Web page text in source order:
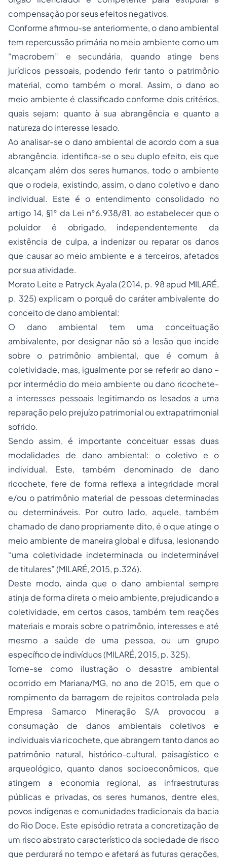
compensação por seus efeitos negativos.
Conforme afirmou-se anteriormente, o dano ambiental
tem repercussão primária no meio ambiente como um
“macrobem” e secundária, quando atinge bens
jurídicos pessoais, podendo ferir tanto o patrimônio
material, como também o moral. Assim, o dano ao
meio ambiente é classificado conforme dois critérios,
quais sejam: quanto à sua abrangência e quanto a
natureza do interesse lesado.
Ao analisar-se o dano ambiental de acordo com a sua
abrangência, identifica-se o seu duplo efeito, eis que
alcançam além dos seres humanos, todo o ambiente
que o rodeia, existindo, assim, o dano coletivo e dano
individual. Este é o entendimento consolidado no
artigo 14, §1° da Lei n°6.938/81, ao estabelecer que o
poluidor é obrigado, independentemente da
existência de culpa, a indenizar ou reparar os danos
que causar ao meio ambiente e a terceiros, afetados
por sua atividade.
Morato Leite e Patryck Ayala (2014, p. 98 apud MILARÉ,
p. 325) explicam o porquê do caráter ambivalente do
conceito de dano ambiental:
O dano ambiental tem uma conceituação
ambivalente, por designar não só a lesão que incide
sobre o patrimônio ambiental, que é comum à
coletividade, mas, igualmente por se referir ao dano –
por intermédio do meio ambiente ou dano ricochete-
a interesses pessoais legitimando os lesados a uma
reparação pelo prejuízo patrimonial ou extrapatrimonial
sofrido.
Sendo assim, é importante conceituar essas duas
modalidades de dano ambiental: o coletivo e o
individual. Este, também denominado de dano
ricochete, fere de forma reflexa a integridade moral
e/ou o patrimônio material de pessoas determinadas
ou determináveis. Por outro lado, aquele, também
chamado de dano propriamente dito, é o que atinge o
meio ambiente de maneira global e difusa, lesionando
“uma coletividade indeterminada ou indeterminável
de titulares” (MILARÉ, 2015, p.326).
Deste modo, ainda que o dano ambiental sempre
atinja de forma direta o meio ambiente, prejudicando a
coletividade, em certos casos, também tem reações
materiais e morais sobre o patrimônio, interesses e até
mesmo a saúde de uma pessoa, ou um grupo
específico de indivíduos (MILARÉ, 2015, p. 325).
Tome-se como ilustração o desastre ambiental
ocorrido em Mariana/MG, no ano de 2015, em que o
rompimento da barragem de rejeitos controlada pela
Empresa Samarco Mineração S/A provocou a
consumação de danos ambientais coletivos e
individuais via ricochete, que abrangem tanto danos ao
patrimônio natural, histórico-cultural, paisagístico e
arqueológico, quanto danos socioeconômicos, que
atingem a economia regional, as infraestruturas
públicas e privadas, os seres humanos, dentre eles,
povos indígenas e comunidades tradicionais da bacia
do Rio Doce. Este episódio retrata a concretização de
um risco abstrato característico da sociedade de risco
que perdurará no tempo e afetará as futuras gerações,